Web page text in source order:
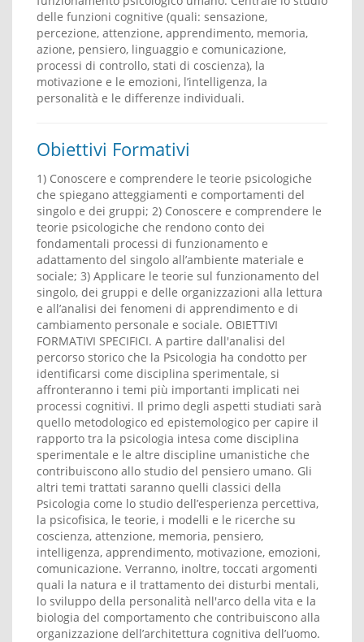
delle funzioni cognitive (quali: sensazione,
percezione, attenzione, apprendimento, memoria,
azione, pensiero, linguaggio e comunicazione,
processi di controllo, stati di coscienza), la
motivazione e le emozioni, l’intelligenza, la
personalità e le differenze individuali.
Obiettivi Formativi
1) Conoscere e comprendere le teorie psicologiche
che spiegano atteggiamenti e comportamenti del
singolo e dei gruppi; 2) Conoscere e comprendere le
teorie psicologiche che rendono conto dei
fondamentali processi di funzionamento e
adattamento del singolo all’ambiente materiale e
sociale; 3) Applicare le teorie sul funzionamento del
singolo, dei gruppi e delle organizzazioni alla lettura
e all’analisi dei fenomeni di apprendimento e di
cambiamento personale e sociale. OBIETTIVI
FORMATIVI SPECIFICI. A partire dall'analisi del
percorso storico che la Psicologia ha condotto per
identificarsi come disciplina sperimentale, si
affronteranno i temi più importanti implicati nei
processi cognitivi. Il primo degli aspetti studiati sarà
quello metodologico ed epistemologico per capire il
rapporto tra la psicologia intesa come disciplina
sperimentale e le altre discipline umanistiche che
contribuiscono allo studio del pensiero umano. Gli
altri temi trattati saranno quelli classici della
Psicologia come lo studio dell’esperienza percettiva,
la psicofisica, le teorie, i modelli e le ricerche su
coscienza, attenzione, memoria, pensiero,
intelligenza, apprendimento, motivazione, emozioni,
comunicazione. Verranno, inoltre, toccati argomenti
quali la natura e il trattamento dei disturbi mentali,
lo sviluppo della personalità nell'arco della vita e la
biologia del comportamento che contribuiscono alla
organizzazione dell’architettura cognitiva dell’uomo.